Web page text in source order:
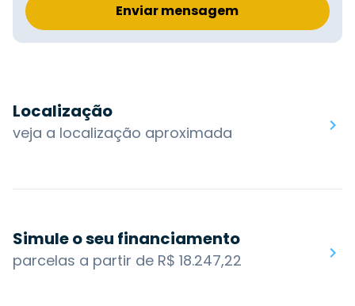
Enviar mensagem
Localização
veja a localização aproximada
Simule o seu financiamento
parcelas a partir de R$ 18.247,22